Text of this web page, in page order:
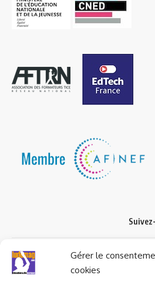
Gérer le
cookies
© 2023 ludomag.com édité et géré par